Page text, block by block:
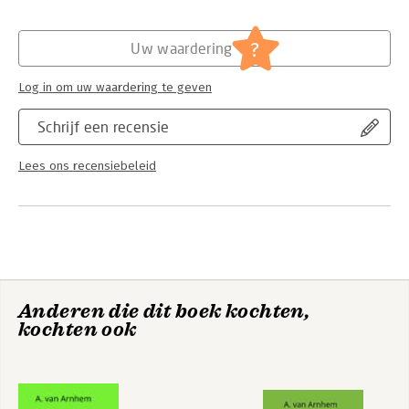
Schrijf een recensie
Lees ons recensiebeleid
Uw waardering ?
Log in om uw waardering te geven
Anderen die dit boek kochten,
kochten ook